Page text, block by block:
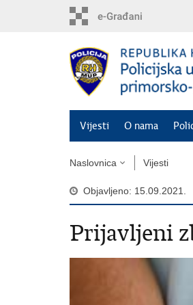
Vijesti O nama
Naslovnica Vijesti
Objavljeno: 15.09.2021.
Prijavljeni